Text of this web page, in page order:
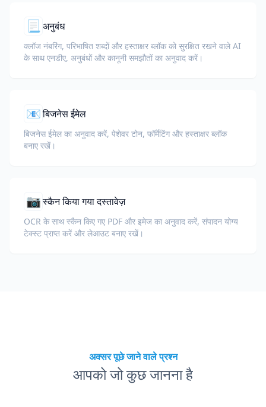
📃 अनुबंध
क्लॉज नंबरिंग, परिभाषित शब्दों और हस्ताक्षर ब्लॉक को सुरक्षित रखने वाले AI
के साथ एनडीए, अनुबंधों और कानूनी समझौतों का अनुवाद करें।
📧बिजनेस ईमेल
बिजनेस ईमेल का अनुवाद करें, पेशेवर टोन, फॉर्मेटिंग और हस्ताक्षर ब्लॉक
बनाए रखें।
📷स्कैन किया गया दस्तावेज़
OCR के साथ स्कैन किए गए PDF और इमेज का अनुवाद करें, संपादन योग्य
टेक्स्ट प्राप्त करें और लेआउट बनाए रखें।
अक्सर पूछे जाने वाले प्रश्न
आपको जो कुछ जानना है